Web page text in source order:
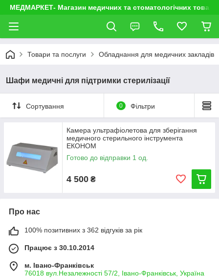
МЕДМАРКЕТ- Магазин медичних та стоматологічних
Товари та послуги Обладнання для медичних закладів
Шафи медичні для підтримки стерилізації
Сортування 0 Фільтри
Камера ультрафіолетова для зберігання
медичного стерильного інструмента
ЕКОНОМ
Готово до відправки 1 од.
4 500 ₴
Про нас
100% позитивних з 362 відгуків за рік
Працює з 30.10.2014
м. Івано-Франківськ
76018 вул.Незалежності 57/2, Івано-Франківськ, Україна